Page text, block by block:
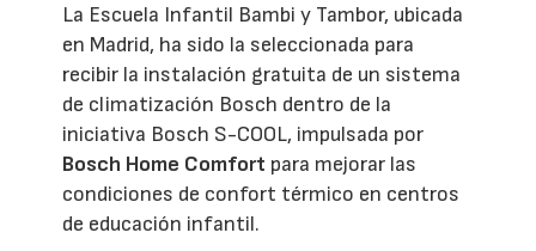
La Escuela Infantil Bambi y Tambor, ubicada
en Madrid, ha sido la seleccionada para
recibir la instalación gratuita de un sistema
de climatización Bosch dentro de la
iniciativa Bosch S-COOL, impulsada por
Bosch Home Comfort para mejorar las
condiciones de confort térmico en centros
de educación infantil.